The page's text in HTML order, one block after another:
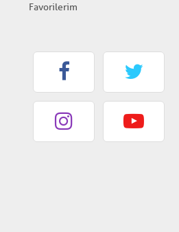
Favorilerim